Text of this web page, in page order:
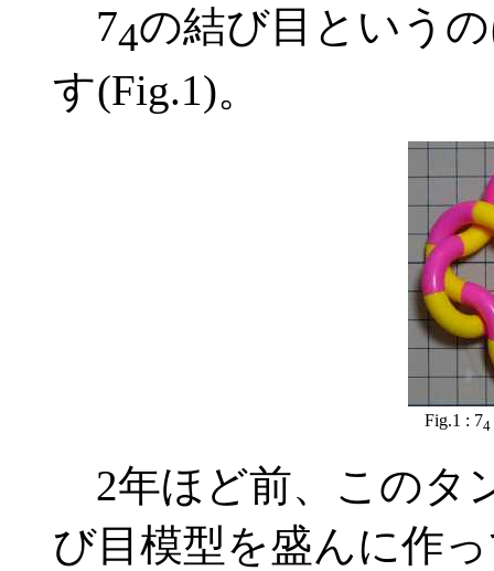
74の結び目という
す(Fig.1)。
Fig.1 : 74
2年ほど前、このタ
び目模型を盛んに作